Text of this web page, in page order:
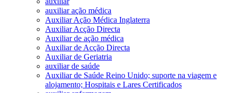
auxiliar ação médica
Auxiliar Ação Médica Inglaterra
Auxiliar Acção Directa
Auxiliar de ação médica
Auxiliar de Acção Directa
Auxiliar de Geriatria
auxiliar de saúde
Auxiliar de Saúde Reino Unido; suporte na viagem e
alojamento; Hospitais e Lares Certificados